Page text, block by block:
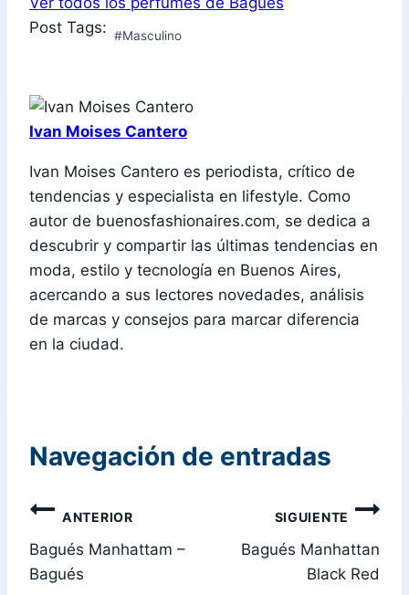
Post Tags: #Masculino
Ivan Moises Cantero
Ivan Moises Cantero es periodista, crítico de
tendencias y especialista en lifestyle. Como
autor de buenosfashionaires.com, se dedica a
descubrir y compartir las últimas tendencias en
moda, estilo y tecnología en Buenos Aires,
acercando a sus lectores novedades, análisis
de marcas y consejos para marcar diferencia
en la ciudad.
Navegación de entradas
ANTERIOR
Bagués Manhattam –
Bagués
SIGUIENTE
Bagués Manhattan
Black Red